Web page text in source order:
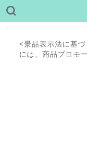
<景品表示法に基
には、商品プロモ